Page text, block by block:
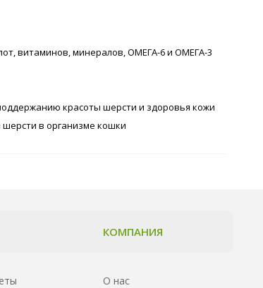
витаминов, минералов, ОМЕГА-6 и ОМЕГА-3
красоты шерсти и здоровья кожи
в организме кошки
КОМПАНИЯ
О нас